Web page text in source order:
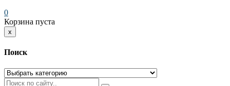
0
Корзина пуста
x
Поиск